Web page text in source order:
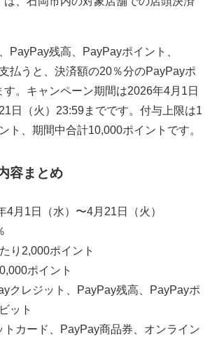
PayPay残高、PayPayポイント、
払うと、決済額の20％分のPayPayポ
。キャンペーン期間は2026年4月1日
日（火）23:59までです。付与上限は1
ト、期間中合計10,000ポイントです。
容まとめ
4月1日（水）〜4月21日（火）
り2,000ポイント
ポイント
クレジット、PayPay残高、PayPayポ
ット
トカード、PayPay商品券、オンライン